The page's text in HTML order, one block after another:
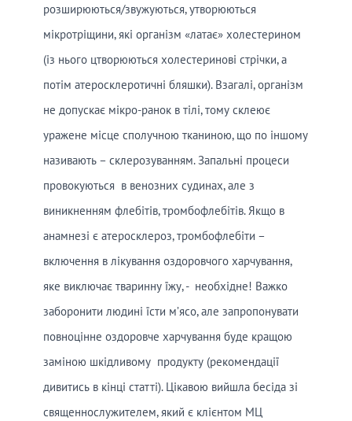
розширюються/звужуються, утворюються
мікротріщини, які організм «латає» холестерином
(із нього цтворюються холестеринові стрічки, а
потім атеросклеротичні бляшки). Взагалі, організм
не допускає мікро-ранок в тілі, тому склеює
уражене місце сполучною тканиною, що по іншому
називають – склерозуванням. Запальні процеси
провокуються в венозних судинах, але з
виникненням флебітів, тромбофлебітів. Якщо в
анамнезі є атеросклероз, тромбофлебіти –
включення в лікування оздоровчого харчування,
яке виключає тваринну їжу, - необхідне! Важко
заборонити людині їсти м’ясо, але запропонувати
повноцінне оздоровче харчування буде кращою
заміною шкідливому продукту (рекомендації
дивитись в кінці статті). Цікавою вийшла бесіда зі
священнослужителем, який є клієнтом МЦ